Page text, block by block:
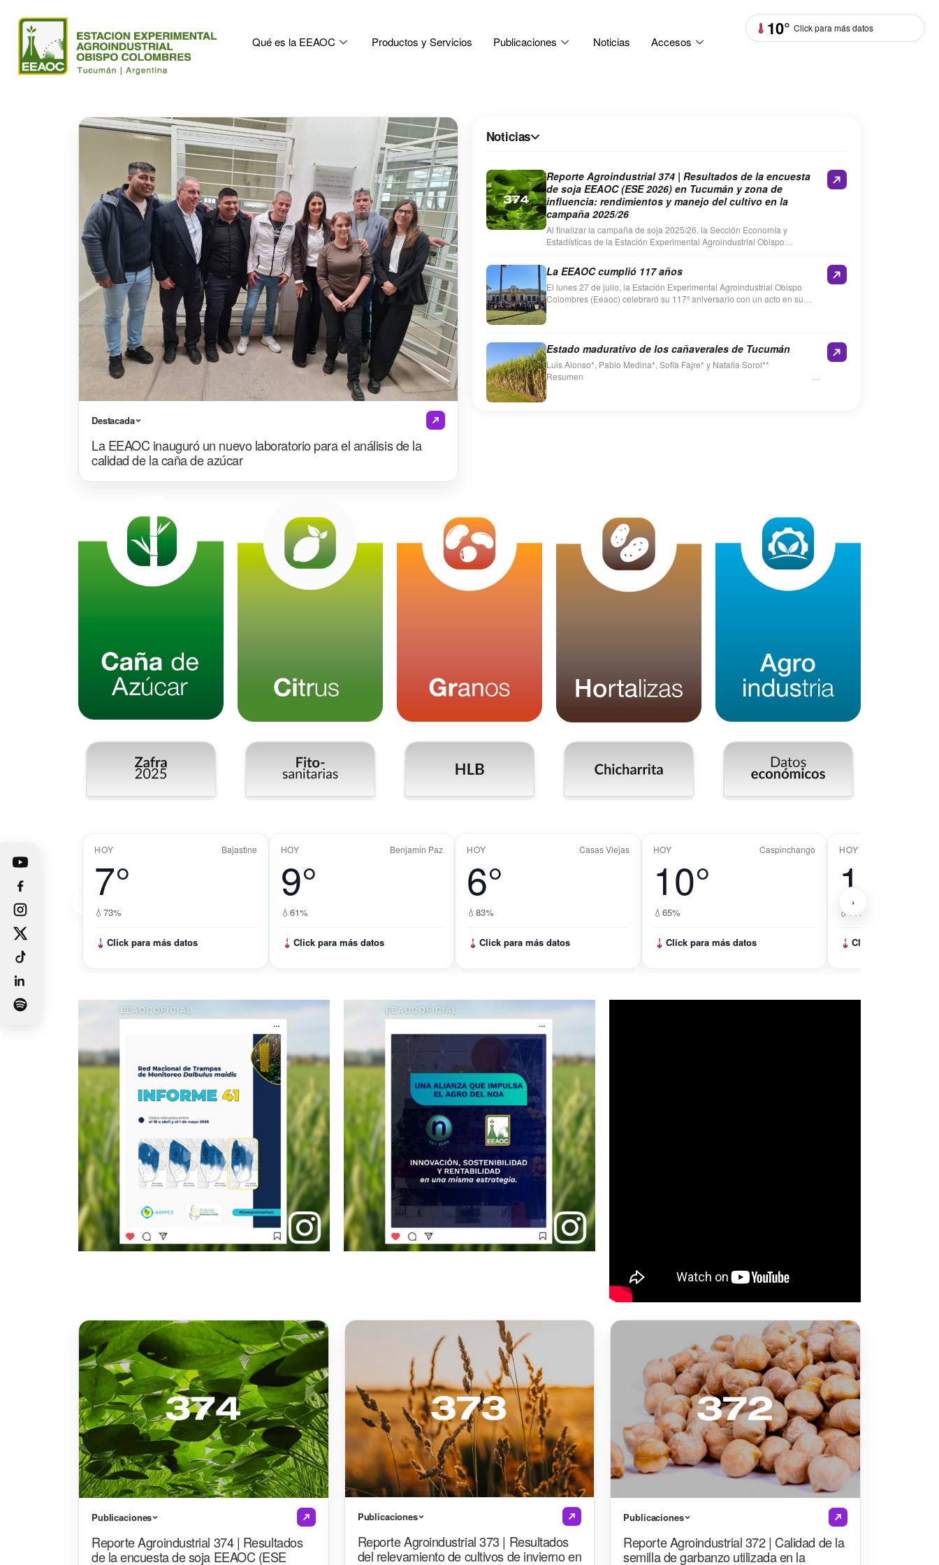
Qué es la EEAOC Productos y Servicios Publicaciones Noticias Accesos
10° Click para más datos
Destacada
La EEAOC inauguró un nuevo laboratorio para el análisis de la
calidad de la caña de azúcar
Noticias
Reporte Agroindustrial 374 | Resultados de la encuesta
de soja EEAOC (ESE 2026) en Tucumán y zona de
influencia: rendimientos y manejo del cultivo en la
campaña 2025/26
Al finalizar la campaña de soja 2025/26, la Sección Economía y
Estadísticas de la Estación Experimental Agroindustrial Obispo
La EEAOC cumplió 117 años
El lunes 27 de julio, la Estación Experimental Agroindustrial Obispo
Colombres (Eeaoc) celebraró su 117º aniversario con un acto en su
sede de Las Talitas.…
Estado madurativo de los cañaverales de Tucumán
Luis Alonso*, Pablo Medina*, Sofía Fajre* y Natalia Sorol**
Resumen
Entre los días 22 y 23 de junio de 2026, personal técnico de la
Sección…
HOY Bajastine
7°
💧 73%
Click para más datos
HOY Benjamin Paz
9°
💧 61%
Click para más datos
HOY Casas Viejas
6°
💧 83%
Click para más datos
HOY Caspinchango
10°
💧 65%
Click para más datos
HOY
11°
💧 79%
Click para más
›
Publicaciones
Reporte Agroindustrial 374 | Resultados
de la encuesta de soja EEAOC (ESE
Publicaciones
Reporte Agroindustrial 373 | Resultados
del relevamiento de cultivos de invierno en
Publicaciones
Reporte Agroindustrial 372 | Calidad de la
semilla de garbanzo utilizada en la